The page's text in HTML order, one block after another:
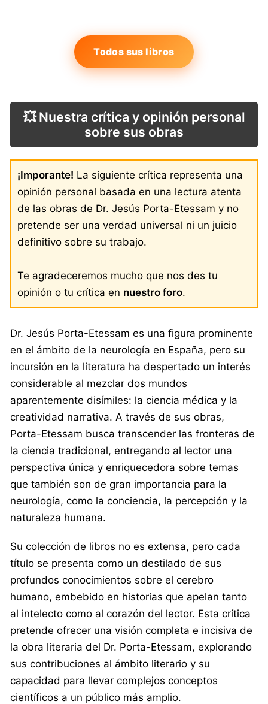
Todos sus libros
💥 Nuestra crítica y opinión personal
sobre sus obras
¡Imporante! La siguiente crítica representa una
opinión personal basada en una lectura atenta
de las obras de Dr. Jesús Porta-Etessam y no
pretende ser una verdad universal ni un juicio
definitivo sobre su trabajo.
Te agradeceremos mucho que nos des tu
opinión o tu crítica en nuestro foro.
Dr. Jesús Porta-Etessam es una figura prominente
en el ámbito de la neurología en España, pero su
incursión en la literatura ha despertado un interés
considerable al mezclar dos mundos
aparentemente disímiles: la ciencia médica y la
creatividad narrativa. A través de sus obras,
Porta-Etessam busca transcender las fronteras de
la ciencia tradicional, entregando al lector una
perspectiva única y enriquecedora sobre temas
que también son de gran importancia para la
neurología, como la conciencia, la percepción y la
naturaleza humana.
Su colección de libros no es extensa, pero cada
título se presenta como un destilado de sus
profundos conocimientos sobre el cerebro
humano, embebido en historias que apelan tanto
al intelecto como al corazón del lector. Esta crítica
pretende ofrecer una visión completa e incisiva de
la obra literaria del Dr. Porta-Etessam, explorando
sus contribuciones al ámbito literario y su
capacidad para llevar complejos conceptos
científicos a un público más amplio.